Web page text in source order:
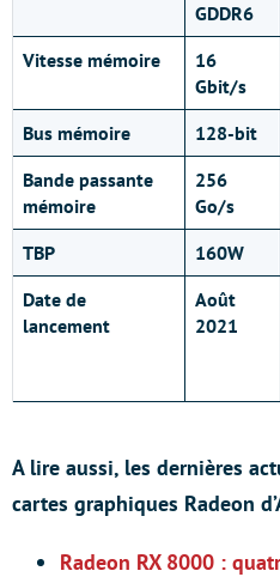
GDDR6
Vitesse mémoire
16
Gbit/s
Bus mémoire 128-bit
Bande passante
mémoire
256
Go/s
TBP 160W
Date de
lancement
Août
2021
A lire aussi, les dernières
cartes graphiques Radeon
Radeon RX 8000 :